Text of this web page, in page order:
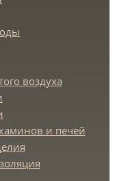
воздуха
и печей